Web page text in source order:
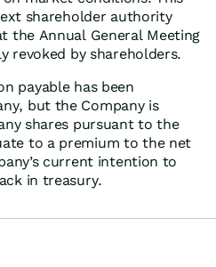
shareholder authority
the Annual General Meeting
revoked by shareholders.
payable has been
but the Company is
shares pursuant to the
to a premium to the net
current intention to
in treasury.